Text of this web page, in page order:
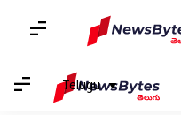
Telugu